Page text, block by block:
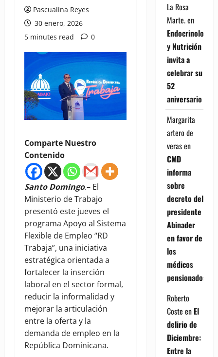
Pascualina Reyes
30 enero, 2026
5 minutes read
0
Comparte Nuestro
Contenido
Santo Domingo.– El
Ministerio de Trabajo
presentó este jueves el
programa Apoyo al Sistema
Flexible de Empleo “RD
Trabaja”, una iniciativa
estratégica orientada a
fortalecer la inserción
laboral en el sector formal,
reducir la informalidad y
mejorar la articulación
entre la oferta y la
demanda de empleo en la
República Dominicana.
La Rosa
Marte.en
Endocrinología
y Nutrición
invita a
celebrar su
52
aniversario
Margarita
artero de
verasen
CMD
informa
sobre
decreto del
presidente
Abinader
en favor de
los
médicos
pensionados
Roberto
Coste en El
delirio de
Diciembre:
Entre la